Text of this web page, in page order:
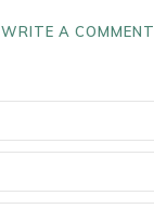
WRITE A COMMENT